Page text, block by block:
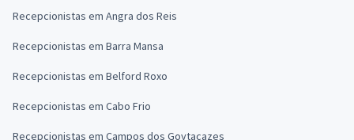
Recepcionistas em Angra dos Reis
Recepcionistas em Barra Mansa
Recepcionistas em Belford Roxo
Recepcionistas em Cabo Frio
Recepcionistas em Campos dos Goytacazes